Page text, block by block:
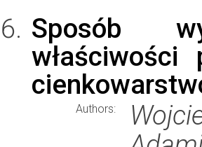
Sposób
Authors: